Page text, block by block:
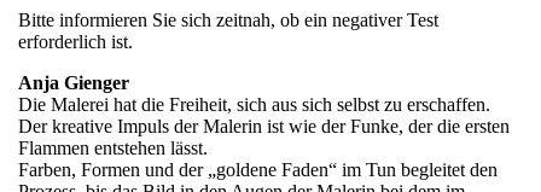
Bitte informieren Sie sich zeitnah, ob ein negativer Test
erforderlich ist.
Anja Gienger
Die Malerei hat die Freiheit, sich aus sich selbst zu erschaffen.
Der kreative Impuls der Malerin ist wie der Funke, der die ersten
Flammen entstehen lässt.
Farben, Formen und der „goldene Faden“ im Tun begleitet den